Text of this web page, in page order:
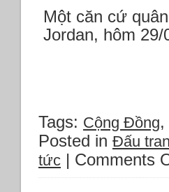
Một căn cứ
Jordan, hôm
Tags: Cộng Đồng,
Posted in Đấu
tức | Comments